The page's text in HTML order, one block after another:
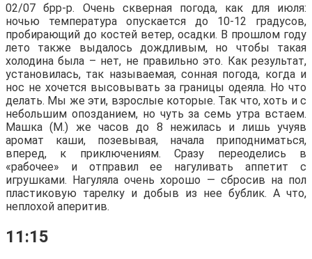
02/07 брр-р. Очень скверная погода, как для июля:
ночью температура опускается до 10-12 градусов,
пробирающий до костей ветер, осадки. В прошлом году
лето также выдалось дождливым, но чтобы такая
холодина была – нет, не правильно это. Как результат,
установилась, так называемая, сонная погода, когда и
нос не хочется высовывать за границы одеяла. Но что
делать. Мы же эти, взрослые которые. Так что, хоть и с
небольшим опозданием, но чуть за семь утра встаем.
Машка (М.) же часов до 8 нежилась и лишь учуяв
аромат каши, позевывая, начала приподниматься,
вперед, к приключениям. Сразу переоделись в
«рабочее» и отправил ее нагуливать аппетит с
игрушками. Нагуляла очень хорошо — сбросив на пол
пластиковую тарелку и добыв из нее бублик. А что,
неплохой аперитив.
11:15